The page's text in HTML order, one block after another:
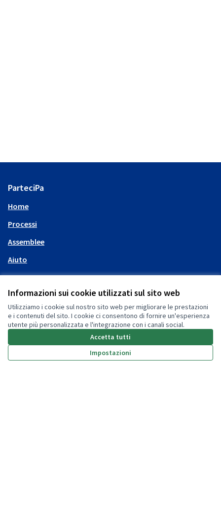
Informazioni sui cookie utilizzati sul sito web
Utilizziamo i cookie sul nostro sito web per migliorare le prestazioni
e i contenuti del sito. I cookie ci consentono di fornire un'esperienza
utente più personalizzata e l'integrazione con i canali social.
Accetta tutti
Impostazioni
ParteciPa
Home
Processi
Assemblee
Aiuto
Il mio account
Accedi